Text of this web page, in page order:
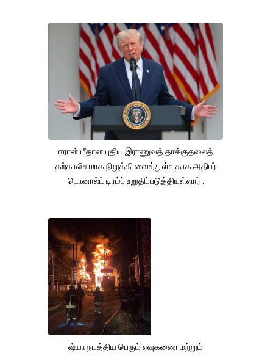
ஈரான் மீதான புதிய இராணுவத் தாக்குதலைத்
தற்காலிகமாக நிறுத்தி வைத்துள்ளதாக அதிபர்
டொனால்ட் டிரம்ப் உறுதிப்படுத்தியுள்ளார் .
ஷ்யா நடத்திய பெரும் ஏவுகணை மற்றும்